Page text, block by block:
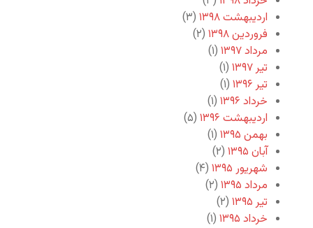
اردیبهشت ۱۳۹۸
(۳)
فروردین ۱۳۹۸
(۲)
مرداد ۱۳۹۷
(۱)
تیر ۱۳۹۷
(۱)
تیر ۱۳۹۶
(۱)
خرداد ۱۳۹۶
(۱)
اردیبهشت ۱۳۹۶
(۵)
بهمن ۱۳۹۵
(۱)
آبان ۱۳۹۵
(۲)
شهریور ۱۳۹۵
(۴)
مرداد ۱۳۹۵
(۲)
تیر ۱۳۹۵
(۲)
خرداد ۱۳۹۵
(۱)